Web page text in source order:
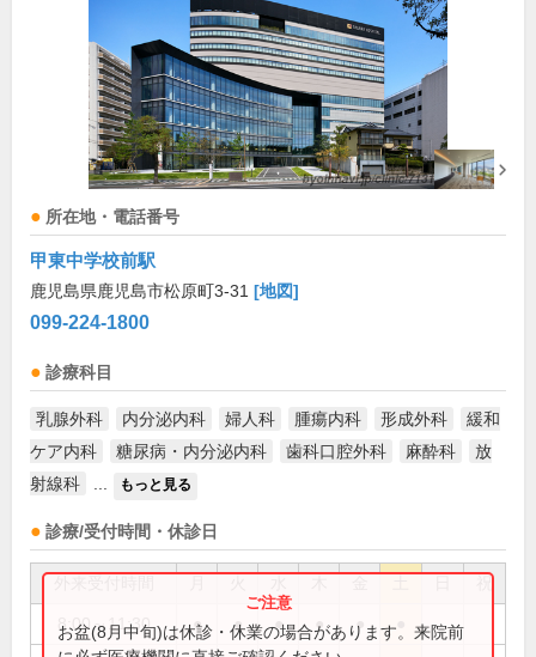
所在地・電話番号
甲東中学校前駅
鹿児島県鹿児島市松原町3-31 [地図]
099-224-1800
診療科目
乳腺外科 内分泌内科 婦人科 腫瘍内科 形成外科
緩和
ケア内科
糖尿病・内分泌内科 歯科口腔外科 麻酔科
放
射線科
もっと見る
診療/受付時間・休診日
祝
8:00～11:30 ● ● ● ● ●
お盆(8月中旬)は休診・休業の場合があります。来院前